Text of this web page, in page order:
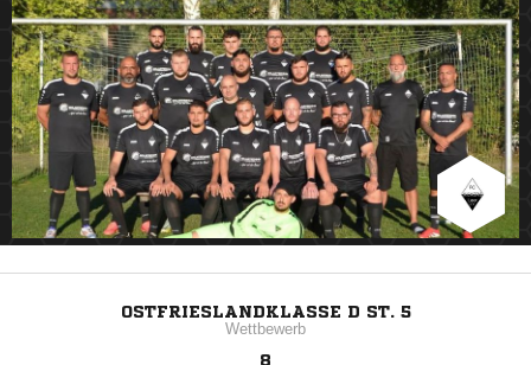
OSTFRIESLANDKLASSE D ST. 5
Wettbewerb
8